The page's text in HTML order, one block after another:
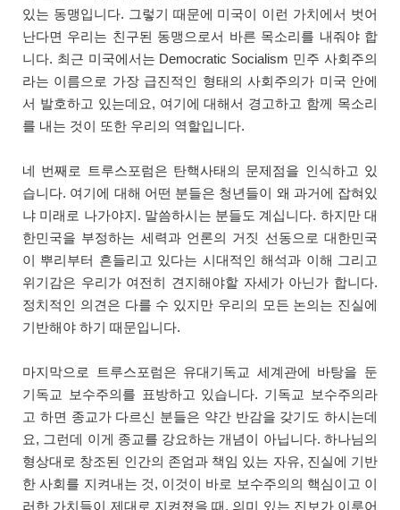
있는 동맹입니다. 그렇기 때문에 미국이 이런 가치에서 벗어
난다면 우리는 친구된 동맹으로서 바른 목소리를 내줘야 합
니다. 최근 미국에서는 Democratic Socialism 민주 사회주의
라는 이름으로 가장 급진적인 형태의 사회주의가 미국 안에
서 발호하고 있는데요, 여기에 대해서 경고하고 함께 목소리
를 내는 것이 또한 우리의 역할입니다.
네 번째로 트루스포럼은 탄핵사태의 문제점을 인식하고 있
습니다. 여기에 대해 어떤 분들은 청년들이 왜 과거에 잡혀있
냐 미래로 나가야지. 말씀하시는 분들도 계십니다. 하지만 대
한민국을 부정하는 세력과 언론의 거짓 선동으로 대한민국
이 뿌리부터 흔들리고 있다는 시대적인 해석과 이해 그리고
위기감은 우리가 여전히 견지해야할 자세가 아닌가 합니다.
정치적인 의견은 다를 수 있지만 우리의 모든 논의는 진실에
기반해야 하기 때문입니다.
마지막으로 트루스포럼은 유대기독교 세계관에 바탕을 둔
기독교 보수주의를 표방하고 있습니다. 기독교 보수주의라
고 하면 종교가 다르신 분들은 약간 반감을 갖기도 하시는데
요, 그런데 이게 종교를 강요하는 개념이 아닙니다. 하나님의
형상대로 창조된 인간의 존엄과 책임 있는 자유, 진실에 기반
한 사회를 지켜내는 것, 이것이 바로 보수주의의 핵심이고 이
러한 가치들이 제대로 지켜졌을 때, 의미 있는 진보가 이루어